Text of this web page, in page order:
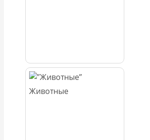
Животные